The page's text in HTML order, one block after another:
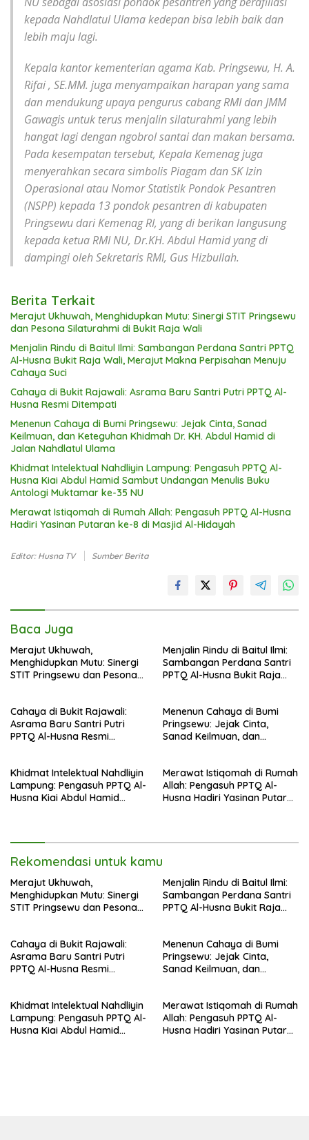
kepada Nahdlatul Ulama kedepan bisa lebih baik dan
lebih maju lagi.
Kepala kantor kementerian agama Kab. Pringsewu, H. A.
Rifai , SE.MM. juga menyampaikan harapan yang sama
dan mendukung upaya pengurus cabang RMI dan JMM
Gawagis untuk terus menjalin silaturahmi yang lebih
hangat lagi dengan ngobrol santai dan makan bersama.
Pada kesempatan tersebut, Kepala Kemenag juga
menyerahkan secara simbolis Piagam dan SK Izin
Operasional atau Nomor Statistik Pondok Pesantren
(NSPP) kepada 13 pondok pesantren di kabupaten
Pringsewu dari Kemenag RI, yang di berikan langusung
kepada ketua RMI NU, Dr.KH. Abdul Hamid yang di
dampingi oleh Sekretaris RMI, Gus Hizbullah.
Berita Terkait
Merajut Ukhuwah, Menghidupkan Mutu: Sinergi STIT Pringsewu
dan Pesona Silaturahmi di Bukit Raja Wali
Menjalin Rindu di Baitul Ilmi: Sambangan Perdana Santri PPTQ
Al-Husna Bukit Raja Wali, Merajut Makna Perpisahan Menuju
Cahaya Suci
Cahaya di Bukit Rajawali: Asrama Baru Santri Putri PPTQ Al-
Husna Resmi Ditempati
Menenun Cahaya di Bumi Pringsewu: Jejak Cinta, Sanad
Keilmuan, dan Keteguhan Khidmah Dr. KH. Abdul Hamid di
Jalan Nahdlatul Ulama
Khidmat Intelektual Nahdliyin Lampung: Pengasuh PPTQ Al-
Husna Kiai Abdul Hamid Sambut Undangan Menulis Buku
Antologi Muktamar ke-35 NU
Merawat Istiqomah di Rumah Allah: Pengasuh PPTQ Al-Husna
Hadiri Yasinan Putaran ke-8 di Masjid Al-Hidayah
Editor: Husna TV Sumber Berita
Baca Juga
Merajut Ukhuwah,
Menghidupkan Mutu: Sinergi
STIT Pringsewu dan Pesona
Menjalin Rindu di Baitul Ilmi:
Sambangan Perdana Santri
PPTQ Al-Husna Bukit Raja
Suci
Cahaya di Bukit Rajawali:
Asrama Baru Santri Putri
PPTQ Al-Husna Resmi
Menenun Cahaya di Bumi
Pringsewu: Jejak Cinta,
Sanad Keilmuan, dan
Nahdlatul Ulama
Khidmat Intelektual Nahdliyin
Lampung: Pengasuh PPTQ Al-
Husna Kiai Abdul Hamid
Merawat Istiqomah di Rumah
Allah: Pengasuh PPTQ Al-
Husna Hadiri Yasinan Putaran
Rekomendasi untuk kamu
Merajut Ukhuwah,
Menghidupkan Mutu: Sinergi
STIT Pringsewu dan Pesona
Menjalin Rindu di Baitul Ilmi:
Sambangan Perdana Santri
PPTQ Al-Husna Bukit Raja
Suci
Cahaya di Bukit Rajawali:
Asrama Baru Santri Putri
PPTQ Al-Husna Resmi
Menenun Cahaya di Bumi
Pringsewu: Jejak Cinta,
Sanad Keilmuan, dan
Nahdlatul Ulama
Khidmat Intelektual Nahdliyin
Lampung: Pengasuh PPTQ Al-
Husna Kiai Abdul Hamid
Merawat Istiqomah di Rumah
Allah: Pengasuh PPTQ Al-
Husna Hadiri Yasinan Putaran